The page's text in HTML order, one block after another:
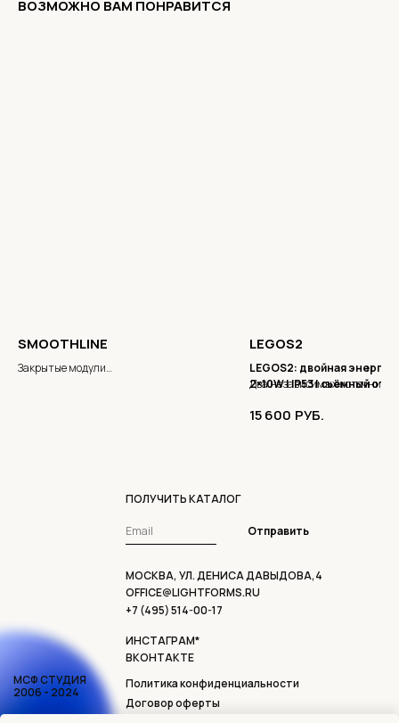
ВОЗМОЖНО ВАМ ПОНРАВИТСЯ
SMOOTHLINE
Закрытые модули
LEGOS2
LEGOS2: двойная энергия
2×10W | IP53 | съёмный
Два независимых источника
сохранении изящных
15 600 РУБ.
МСФ СТУДИЯ
2006 - 2024
МОСКВА, УЛ. ДЕНИСА ДАВЫДОВА,4
ПОЛУЧИТЬ КАТАЛОГ
ИНСТАГРАМ*
ВКОНТАКТЕ
+7 (495) 514-00-17
OFFICE@LIGHTFORMS.RU
Отправить
Политика конфиденциальности
Договор оферты